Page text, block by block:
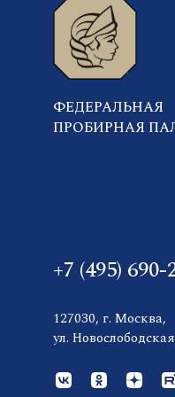
ФЕДЕРАЛЬНАЯ
ПРОБИРНАЯ
+7 (495) 690-
127030, г. Москва,
ул.